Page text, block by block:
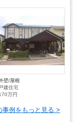
壁/屋根
戸建住宅
万円
事例をもっと見る >